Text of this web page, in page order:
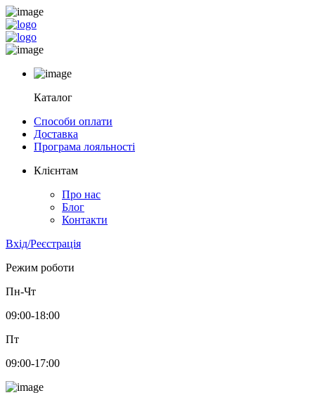
Каталог
Способи оплати
Доставка
Програма лояльності
Клієнтам
Про нас
Блог
Контакти
Вхід/Реєстрація
Режим роботи
Пн-Чт
09:00-18:00
Пт
09:00-17:00